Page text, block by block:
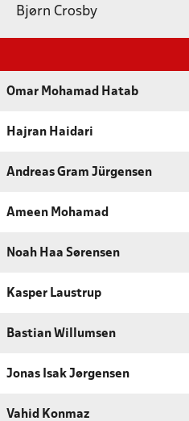
Bjørn Crosby
Omar Mohamad Hatab
Hajran Haidari
Andreas Gram Jürgensen
Ameen Mohamad
Noah Haa Sørensen
Kasper Laustrup
Bastian Willumsen
Jonas Isak Jørgensen
Vahid Konmaz